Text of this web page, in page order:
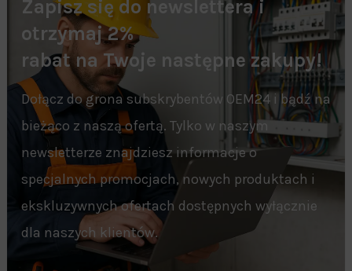
Zapisz się do newslettera i
otrzymaj 2%
rabat na Twoje następne zakupy!
Dołącz do grona subskrybentów OEM24 i bądź na
bieżąco z naszą ofertą. Tylko w naszym
newsletterze znajdziesz informacje o
specjalnych promocjach, nowych produktach i
ekskluzywnych ofertach dostępnych wyłącznie
dla naszych klientów.